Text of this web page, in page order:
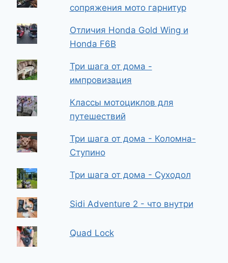
сопряжения мото гарнитур
Отличия Honda Gold Wing и
Honda F6B
Три шага от дома -
импровизация
Классы мотоциклов для
путешествий
Три шага от дома - Коломна-
Ступино
Три шага от дома - Суходол
Sidi Adventure 2 - что внутри
Quad Lock